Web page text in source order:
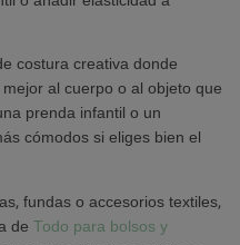
costura creativa donde
al cuerpo o al objeto que
prenda infantil o un
cómodos si eliges bien el
fundas o accesorios textiles,
de Todo para bolsos y